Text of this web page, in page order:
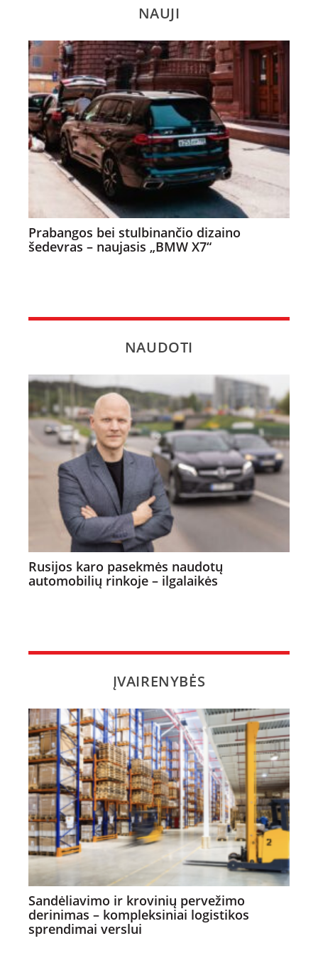
NAUJI
Prabangos bei stulbinančio dizaino
šedevras – naujasis „BMW X7“
NAUDOTI
Rusijos karo pasekmės naudotų
automobilių rinkoje – ilgalaikės
ĮVAIRENYBĖS
Sandėliavimo ir krovinių pervežimo
derinimas – kompleksiniai logistikos
sprendimai verslui